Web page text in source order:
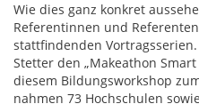
Wie dies ganz konkret
Referentinnen und
stattfindenden
Stetter den „Makeathon
diesem Bildungsworkshop
nahmen 73 Hochschulen